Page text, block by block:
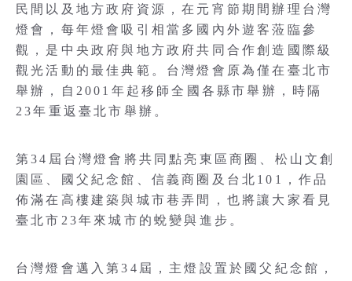
民間以及地方政府資源，在元宵節期間辦理台灣
燈會，每年燈會吸引相當多國內外遊客蒞臨參
觀，是中央政府與地方政府共同合作創造國際級
觀光活動的最佳典範。台灣燈會原為僅在臺北市
舉辦，自2001年起移師全國各縣市舉辦，時隔
23年重返臺北市舉辦。
第34屆台灣燈會將共同點亮東區商圈、松山文創
園區、國父紀念館、信義商圈及台北101，作品
佈滿在高樓建築與城市巷弄間，也將讓大家看見
臺北市23年來城市的蛻變與進步。
台灣燈會邁入第34屆，主燈設置於國父紀念館，